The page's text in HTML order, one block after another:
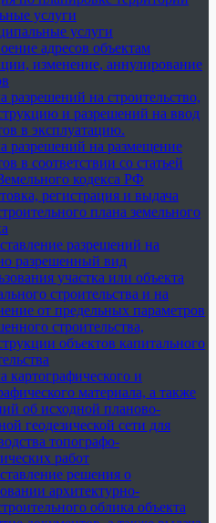
услуги
услуги
адресов объектам
изменение, аннулирование
разрешений на строительство,
и разрешений на ввод
в эксплуатацию.
разрешений на размещение
в соответствии со статьей
кодекса РФ
регистрация и выдача
плана земельного
разрешений на
разрешенный вид
участка или объекта
строительства и на
от предельных параметров
строительства,
объектов капитального
картографического и
материала, а также
об исходной планово-
геодезической сети для
топографо-
работ
решения о
архитектурно-
облика объекта